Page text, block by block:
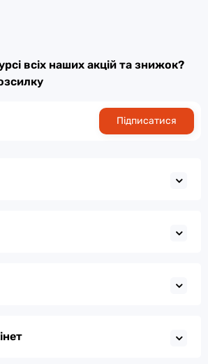
всіх наших акцій та знижок?
Підписатися